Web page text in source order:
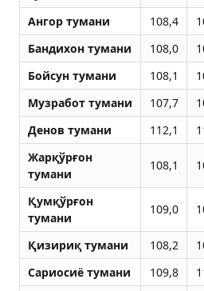
Aнгор тумани 108,4
Бандихон тумани
108,0
Бойсун тумани
108,1
Музработ тумани
107,7
Денов тумани
112,1
Жарқўрғон
тумани
108,1
Қумқўрғон
тумани
109,0
Қизириқ тумани 108,2
Сариосиё тумани
109,8